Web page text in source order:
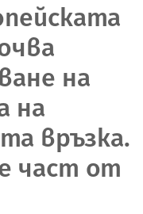
на
на
връзка.
част от